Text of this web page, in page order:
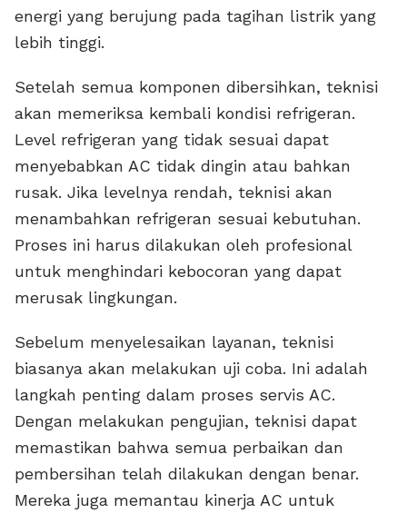
energi yang berujung pada tagihan listrik yang
lebih tinggi.
Setelah semua komponen dibersihkan, teknisi
akan memeriksa kembali kondisi refrigeran.
Level refrigeran yang tidak sesuai dapat
menyebabkan AC tidak dingin atau bahkan
rusak. Jika levelnya rendah, teknisi akan
menambahkan refrigeran sesuai kebutuhan.
Proses ini harus dilakukan oleh profesional
untuk menghindari kebocoran yang dapat
merusak lingkungan.
Sebelum menyelesaikan layanan, teknisi
biasanya akan melakukan uji coba. Ini adalah
langkah penting dalam proses servis AC.
Dengan melakukan pengujian, teknisi dapat
memastikan bahwa semua perbaikan dan
pembersihan telah dilakukan dengan benar.
Mereka juga memantau kinerja AC untuk